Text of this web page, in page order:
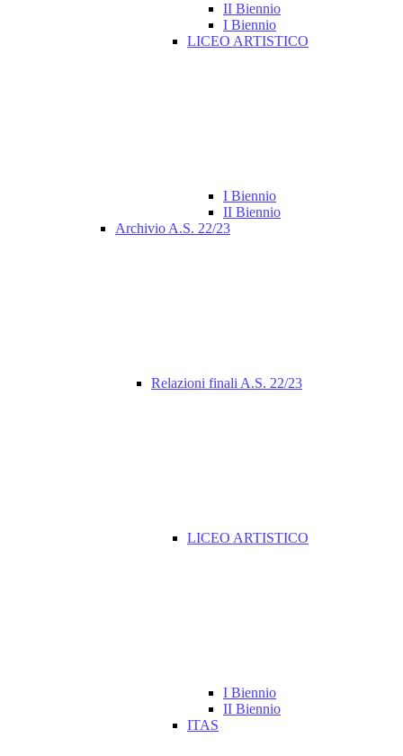
II Biennio
I Biennio
LICEO ARTISTICO
I Biennio
II Biennio
Archivio A.S. 22/23
Relazioni finali A.S. 22/23
LICEO ARTISTICO
I Biennio
II Biennio
ITAS